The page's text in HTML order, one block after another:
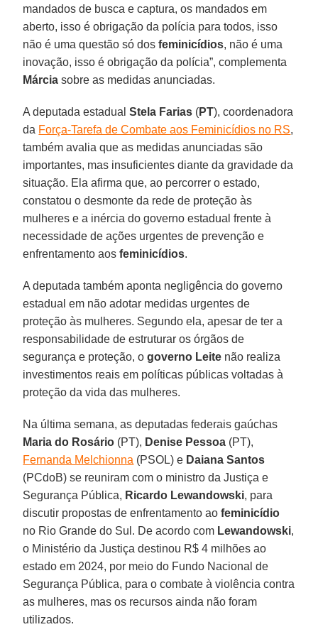
mandados de busca e captura, os mandados em
aberto, isso é obrigação da polícia para todos, isso
não é uma questão só dosfeminicídios, não é uma
inovação, isso é obrigação da polícia”, complementa
Márcia sobre as medidas anunciadas.
A deputada estadual Stela Farias (PT), coordenadora
da Força-Tarefa de Combate aos Feminicídios no RS,
também avalia que as medidas anunciadas são
importantes, mas insuficientes diante da gravidade da
situação. Ela afirma que, ao percorrer o estado,
constatou o desmonte da rede de proteção às
mulheres e a inércia do governo estadual frente à
necessidade de ações urgentes de prevenção e
enfrentamento aosfeminicídios.
A deputada também aponta negligência do governo
estadual em não adotar medidas urgentes de
proteção às mulheres. Segundo ela, apesar de ter a
responsabilidade de estruturar os órgãos de
segurança e proteção, ogoverno Leite não realiza
investimentos reais em políticas públicas voltadas à
proteção da vida das mulheres.
Na última semana, as deputadas federais gaúchas
Maria do Rosário (PT), Denise Pessoa (PT),
Fernanda Melchionna (PSOL) e Daiana Santos
(PCdoB) se reuniram com o ministro da Justiça e
Segurança Pública, Ricardo Lewandowski, para
discutir propostas de enfrentamento aofeminicídio
no Rio Grande do Sul. De acordo com Lewandowski,
o Ministério da Justiça destinou R$ 4 milhões ao
estado em 2024, por meio do Fundo Nacional de
Segurança Pública, para o combate à violência contra
as mulheres, mas os recursos ainda não foram
utilizados.